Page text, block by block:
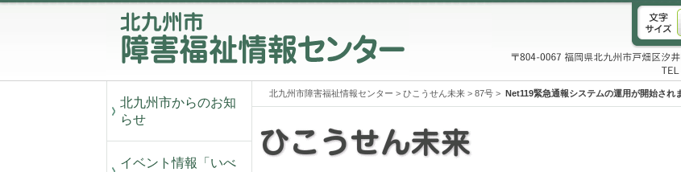
北九州市からのお知
らせ
イベント情報「いべ
北九州市障害福祉情報センター > ひこうせん未来> 87号> Net119緊急通報システムの運用が開始され